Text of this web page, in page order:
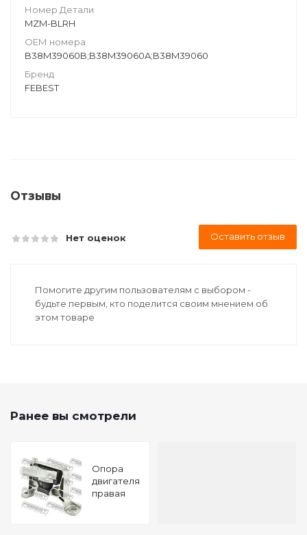
Номер Детали
MZM-BLRH
ОЕМ номера
B38M39060B;B38M39060A;B38M39060
Бренд
FEBEST
Отзывы
Нет оценок Оставить отзыв
Помогите другим пользователям с выбором -
будьте первым, кто поделится своим мнением об
этом товаре
Ранее вы смотрели
Опора
двигателя
правая